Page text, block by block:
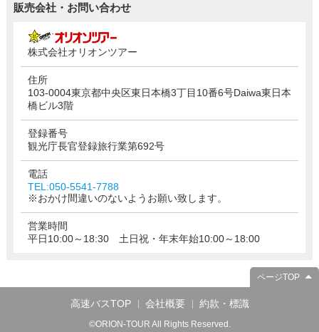
販売会社・お問い合わせ
株式会社オリオンツアー
住所
103-0004東京都中央区東日本橋3丁目10番6号Daiwa東日本
橋ビル3階
登録番号
観光庁長官登録旅行業第692号
電話
TEL:050-5541-7788
※おかけ間違いのないようお願い致します。
営業時間
平日10:00～18:30 土日祝・年末年始10:00～18:00
ページTOP
高速バスTOP 会社概要 約款・標識
©ORION-TOUR All Rights Reserved.